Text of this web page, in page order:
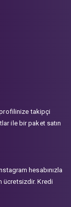
profilinize takipçi
ile bir paket satın
hesabınızla
ücretsizdir. Kredi